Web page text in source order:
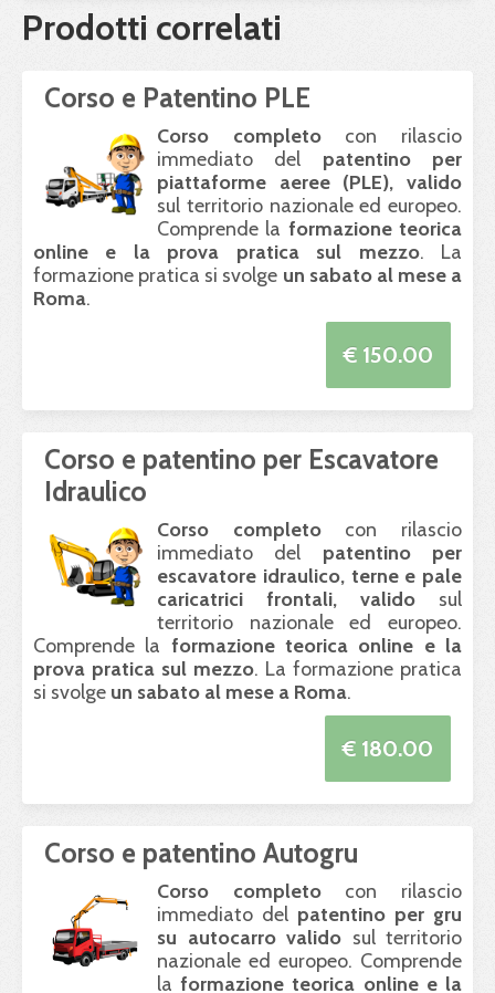
Prodotti correlati
Corso e Patentino PLE
Corso completocon rilascio
immediato del patentino per
piattaforme aeree (PLE), valido
sul territorio nazionale ed europeo.
Comprende la formazione teorica
online e la prova pratica sul mezzo. La
formazione pratica si svolge un sabato al mese a
Roma.
€ 150.00
Corso e patentino per Escavatore
Idraulico
Corso completocon rilascio
immediato del patentino per
escavatore idraulico, terne e pale
caricatrici frontali, valido sul
territorio nazionale ed europeo.
Comprende la formazione teorica online e la
prova pratica sul mezzo. La formazione pratica
si svolge un sabato al mese a Roma.
€ 180.00
Corso e patentino Autogru
Corso completocon rilascio
immediato del patentino per gru
su autocarro valido sul territorio
nazionale ed europeo. Comprende
laformazione teorica online e la